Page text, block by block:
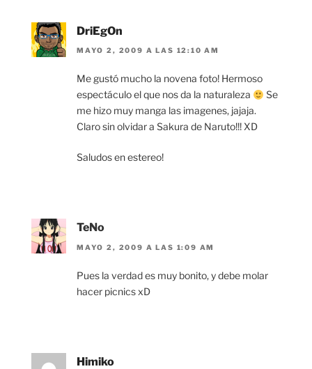
DriEgOn
MAYO 2, 2009 A LAS 12:10 AM
Me gustó mucho la novena foto! Hermoso
espectáculo el que nos da la naturaleza
Se
me hizo muy manga las imagenes, jajaja.
Claro sin olvidar a Sakura de Naruto!!! XD
Saludos en estereo!
TeNo
MAYO 2, 2009 A LAS 1:09 AM
Pues la verdad es muy bonito, y debe molar
hacer picnics xD
Himiko